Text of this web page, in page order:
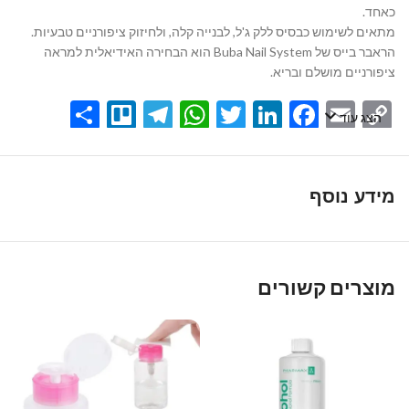
כאחד.
מתאים לשימוש כבסיס ללק ג'ל, לבנייה קלה, ולחיזוק ציפורניים טבעיות.
הראבר בייס של Buba Nail System הוא הבחירה האידיאלית למראה
ציפורניים מושלם ובריא.
Copy
Email
Facebook
LinkedIn
Twitter
WhatsApp
Telegram
Trello הצג עוד
מידע נוסף
מוצרים קשורים